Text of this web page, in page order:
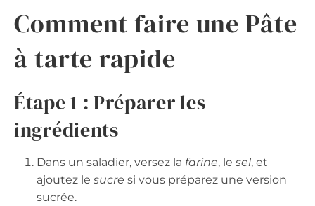
Comment faire une Pâte
à tarte rapide
Étape 1 : Préparer les
ingrédients
Dans un saladier, versez la farine, le sel, et
ajoutez le sucre si vous préparez une version
sucrée.